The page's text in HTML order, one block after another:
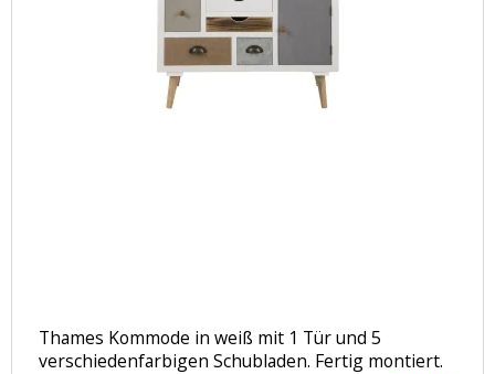
Thames Kommode in weiß mit 1 Tür und 5
verschiedenfarbigen Schubladen. Fertig montiert.